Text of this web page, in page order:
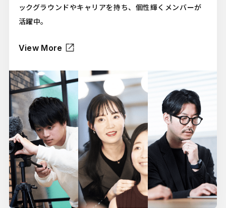
ックグラウンドやキャリアを持ち、個性輝くメンバーが
活躍中。
View More